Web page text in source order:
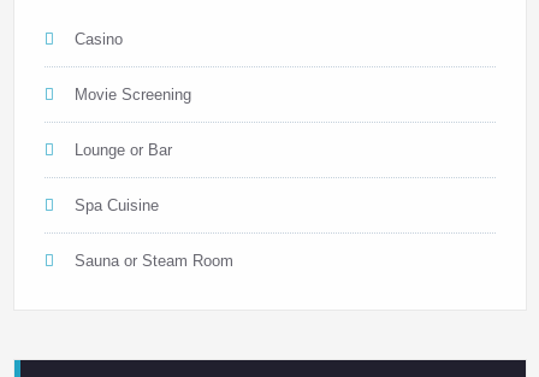
Casino
Movie Screening
Lounge or Bar
Spa Cuisine
Sauna or Steam Room